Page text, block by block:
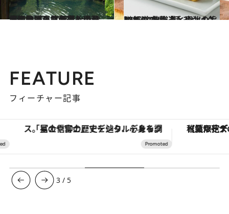
2024.12.28
【保存版・北海道＆東北】ひとりにやさしい温泉宿11選｜宮沢賢治の作品に登場した名宿も。秘湯の旅は東北へ！
旅＆お出かけ 2025.7.12
47都道府県「手みやげグルメ」“北海道・東北の旨いもの”を総まとめ
贈りもの
FEATURE
フィーチャー記事
【夏限定ディナーコース】旬を迎える稚鮎や花ズッキーニなどをイタリア・トスカーナの郷土料理の手法で満喫！
4 / 5